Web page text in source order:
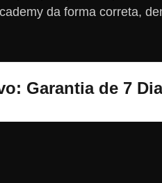
da forma correta,
Garantia de 7